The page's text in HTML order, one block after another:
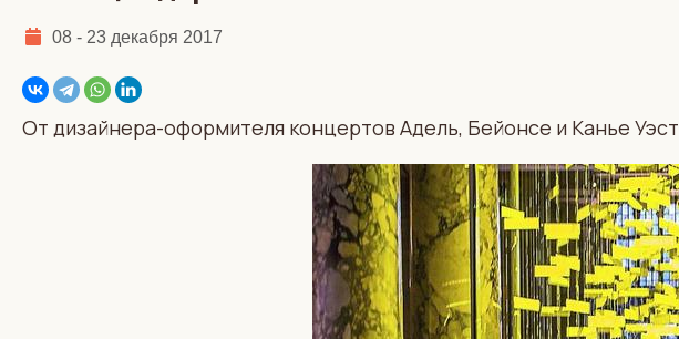
08 - 23 декабря 2017
От дизайнера-оформителя концертов Адель, Бейонсе и Канье Уэст